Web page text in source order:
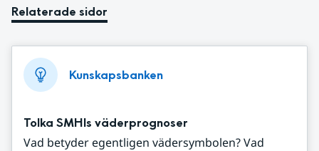
Relaterade sidor
Kunskapsbanken
Tolka SMHIs väderprognoser
Vad betyder egentligen vädersymbolen? Vad